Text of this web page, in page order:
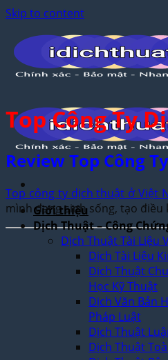
Skip to content
Giới thiệu
Dịch Thuật – Công
Dịch Thuật Tài Liệu
Dịch Tài Liệu
Dịch Thuật
Học Kỹ Thuật
Dịch Văn Bản
Pháp Luật
Dịch Thuật
Dịch Thuật
Top Công Ty
Review Top Công
Top công ty dịch thuật ở Việt
mình đang sinh sống, tạo